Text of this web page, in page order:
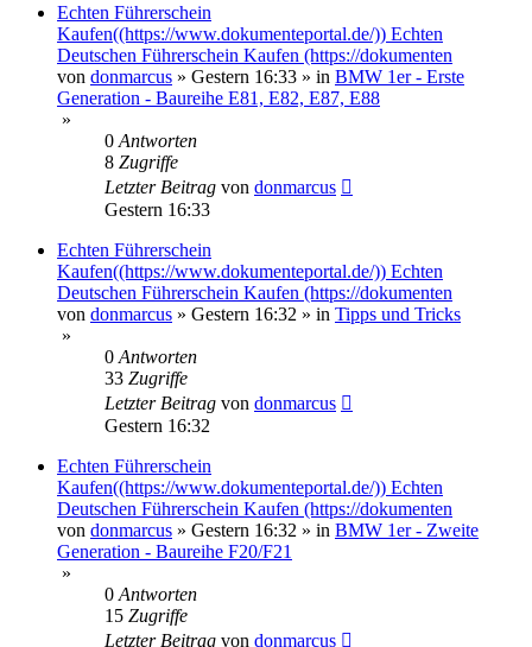
Echten Führerschein
Kaufen((https://www.dokumenteportal.de/)) Echten
Deutschen Führerschein Kaufen (https://dokumenten
von donmarcus » Gestern 16:33 » in BMW 1er - Erste
Generation - Baureihe E81, E82, E87, E88
»
0 Antworten
8 Zugriffe
Letzter Beitrag von donmarcus
Gestern 16:33
Echten Führerschein
Kaufen((https://www.dokumenteportal.de/)) Echten
Deutschen Führerschein Kaufen (https://dokumenten
von donmarcus » Gestern 16:32 » in Tipps und Tricks
»
0 Antworten
33 Zugriffe
Letzter Beitrag von donmarcus
Gestern 16:32
Echten Führerschein
Kaufen((https://www.dokumenteportal.de/)) Echten
Deutschen Führerschein Kaufen (https://dokumenten
von donmarcus » Gestern 16:32 » in BMW 1er - Zweite
Generation - Baureihe F20/F21
»
0 Antworten
15 Zugriffe
Letzter Beitrag von donmarcus